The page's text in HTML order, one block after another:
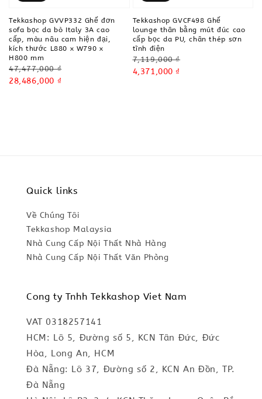
Tekkashop GVVP332 Ghế đơn
sofa bọc da bò Italy 3A cao
cấp, màu nâu cam hiện đại,
kích thước L880 x W790 x
H800 mm
Regular
price
47,477,000 ₫
Sale
28,486,000 ₫
Tekkashop GVCF498 Ghế
lounge thân bằng mút đúc cao
cấp bọc da PU, chân thép sơn
tĩnh điện
Regular
price
7,119,000 ₫
Sale
4,371,000 ₫
Quick links
Về Chúng Tôi
Tekkashop Malaysia
Nhà Cung Cấp Nội Thất Nhà Hàng
Nhà Cung Cấp Nội Thất Văn Phòng
Cong ty Tnhh Tekkashop Viet Nam
VAT 0318257141
HCM: Lô 5, Đường số 5, KCN Tân Đức, Đức
Hòa, Long An, HCM
Đà Nẵng: Lô 37, Đường số 2, KCN An Đồn, TP.
Đà Nẵng